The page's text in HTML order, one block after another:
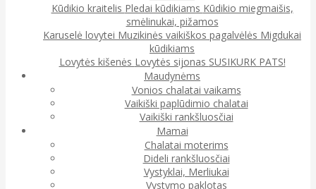
Kūdikio kraitelis Pledai kūdikiams Kūdikio miegmaišis,
smėlinukai, pižamos
Karuselė lovytei Muzikinės vaikiškos pagalvėlės Migdukai
kūdikiams
Lovytės kišenės Lovytės sijonas SUSIKURK PATS!
Maudynėms
Vonios chalatai vaikams
Vaikiški paplūdimio chalatai
Vaikiški rankšluosčiai
Mamai
Chalatai moterims
Dideli rankšluosčiai
Vystyklai, Merliukai
Vystymo paklotas